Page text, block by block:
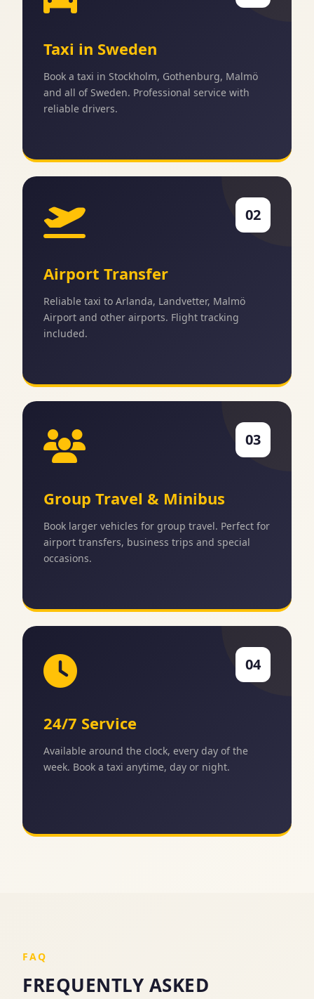
Taxi in Sweden
Book a taxi in Stockholm, Gothenburg, Malmö
and all of Sweden. Professional service with
reliable drivers.
02
Airport Transfer
Reliable taxi to Arlanda, Landvetter, Malmö
Airport and other airports. Flight tracking
included.
03
Group Travel & Minibus
Book larger vehicles for group travel. Perfect for
airport transfers, business trips and special
occasions.
04
24/7 Service
Available around the clock, every day of the
week. Book a taxi anytime, day or night.
FAQ
FREQUENTLY ASKED